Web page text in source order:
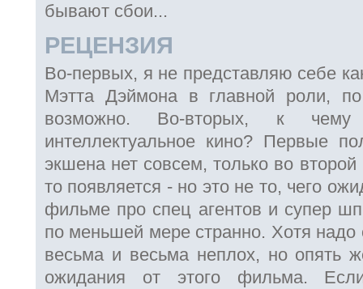
бывают сбои...
РЕЦЕНЗИЯ
Во-первых, я не представляю себе
Мэтта Дэймона в главной роли,
возможно. Во-вторых, к
интеллектуальное кино? Первые
экшена нет совсем, только во
то появляется - но это не то, чего
фильме про спец агентов и супер
по меньшей мере странно. Хотя
весьма и весьма неплох, но опять
ожидания от этого фильма.